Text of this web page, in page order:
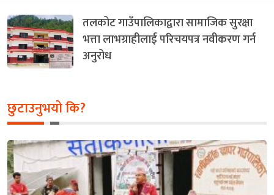
तलकोट गाउँपालिकाद्वारा सामाजिक सुरक्षा
भत्ता लाभग्राहीलाई परिचयपत्र नवीकरण गर्न
अनुरोध
छुटाउनुभयो कि?